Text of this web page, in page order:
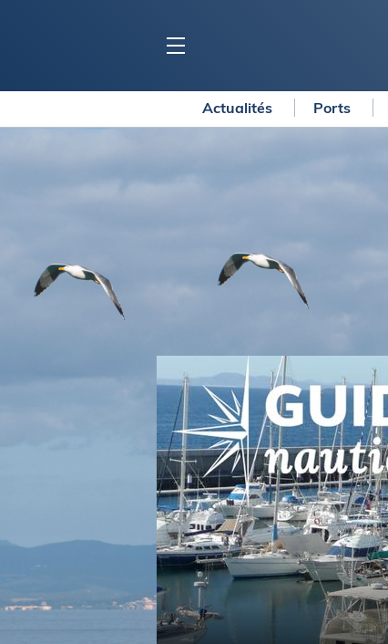
Collection Bloc Marine
Application Bloc Marine
Bateaux à moteur
Equipements
Salons
Economie
Yachting
Actualités Ports